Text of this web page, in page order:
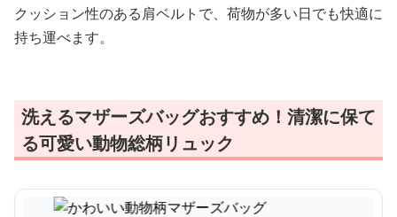
クッション性のある肩ベルトで、荷物が多い日でも快適に
持ち運べます。
洗えるマザーズバッグおすすめ！清潔に保て
る可愛い動物総柄リュック